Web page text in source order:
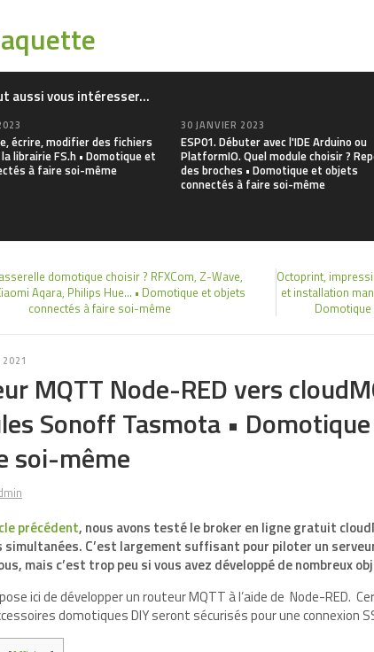
aussi vous intéresser...
écrire, modifier des fichiers
la librairie FS.h • Domotique et
à faire soi-même
30 JANVIER 2023
ESP01. Débuter avec l'IDE Arduino ou
PlatformIO. Quel module choisir ?
des broches • Domotique et objets
connectés à faire soi-même
domotique choisir ? RFXCom, Z-Wave,
Aqara, Philips Hue… • Domotique et objets
connectés à faire soi-même
Octoprint,
et installation
2021
MQTT Node-RED vers
Sonoff Tasmota •
soi-même
précédent, nous avons testé le broker en ligne gratuit
simultanées. C’est largement suffisant pour piloter un
mais c’est trop peu si vous avez développé de nombreux
ici de développer un routeur MQTT à l’aide de Node-RED.
domotiques DIY seront sécurisés pour une connexion